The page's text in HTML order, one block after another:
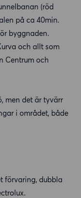
(röd
på ca 40min.
byggnaden.
och allt som
Centrum och
men det är tyvärr
i området, både
förvaring, dubbla